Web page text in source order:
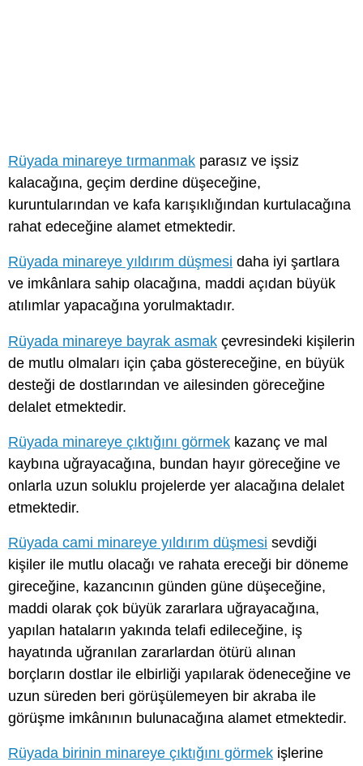
Rüyada minareye tırmanmak parasız ve işsiz
kalacağına, geçim derdine düşeceğine,
kuruntularından ve kafa karışıklığından kurtulacağına
rahat edeceğine alamet etmektedir.
Rüyada minareye yıldırım düşmesi daha iyi şartlara
ve imkânlara sahip olacağına, maddi açıdan büyük
atılımlar yapacağına yorulmaktadır.
Rüyada minareye bayrak asmak çevresindeki kişilerin
de mutlu olmaları için çaba göstereceğine, en büyük
desteği de dostlarından ve ailesinden göreceğine
delalet etmektedir.
Rüyada minareye çıktığını görmek kazanç ve mal
kaybına uğrayacağına, bundan hayır göreceğine ve
onlarla uzun soluklu projelerde yer alacağına delalet
etmektedir.
Rüyada cami minareye yıldırım düşmesi sevdiği
kişiler ile mutlu olacağı ve rahata ereceği bir döneme
gireceğine, kazancının günden güne düşeceğine,
maddi olarak çok büyük zararlara uğrayacağına,
yapılan hataların yakında telafi edileceğine, iş
hayatında uğranılan zararlardan ötürü alınan
borçların dostlar ile elbirliği yapılarak ödeneceğine ve
uzun süreden beri görüşülemeyen bir akraba ile
görüşme imkânının bulunacağına alamet etmektedir.
Rüyada birinin minareye çıktığını görmek işlerine